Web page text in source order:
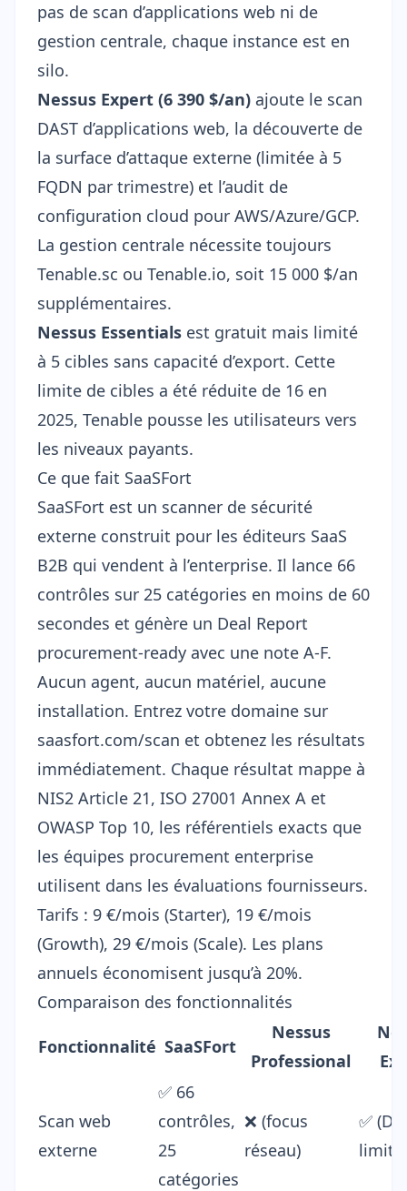
pas de scan d’applications web ni de
gestion centrale, chaque instance est en
silo.
Nessus Expert (6 390 $/an) ajoute le scan
DAST d’applications web, la découverte de
la surface d’attaque externe (limitée à 5
FQDN par trimestre) et l’audit de
configuration cloud pour AWS/Azure/GCP.
La gestion centrale nécessite toujours
Tenable.sc ou Tenable.io, soit 15 000 $/an
supplémentaires.
Nessus Essentials est gratuit mais limité
à 5 cibles sans capacité d’export. Cette
limite de cibles a été réduite de 16 en
2025, Tenable pousse les utilisateurs vers
les niveaux payants.
Ce que fait SaaSFort
SaaSFort est un scanner de sécurité
externe construit pour les éditeurs SaaS
B2B qui vendent à l’enterprise. Il lance 66
contrôles sur 25 catégories en moins de 60
secondes et génère un Deal Report
procurement-ready avec une note A-F.
Aucun agent, aucun matériel, aucune
installation. Entrez votre domaine sur
saasfort.com/scan et obtenez les résultats
immédiatement. Chaque résultat mappe à
NIS2 Article 21, ISO 27001 Annex A et
OWASP Top 10, les référentiels exacts que
les équipes procurement enterprise
utilisent dans les évaluations fournisseurs.
Tarifs : 9 €/mois (Starter), 19 €/mois
(Growth), 29 €/mois (Scale). Les plans
annuels économisent jusqu’à 20%.
Comparaison des fonctionnalités
Fonctionnalité SaaSFort
Nessus
Professional
Scan web
externe
✅ 66
contrôles,
25
catégories
❌ (focus
réseau)
✅
limité)